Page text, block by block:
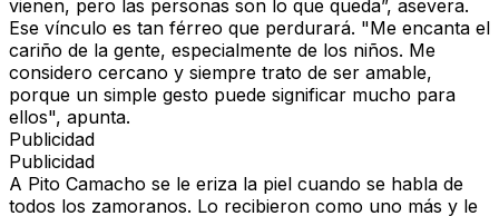
vienen, pero las personas son lo que queda”, asevera.
Ese vínculo es tan férreo que perdurará. "Me encanta el
cariño de la gente, especialmente de los niños. Me
considero cercano y siempre trato de ser amable,
porque un simple gesto puede significar mucho para
ellos", apunta.
Publicidad
Publicidad
A Pito Camacho se le eriza la piel cuando se habla de
todos los zamoranos. Lo recibieron como uno más y le